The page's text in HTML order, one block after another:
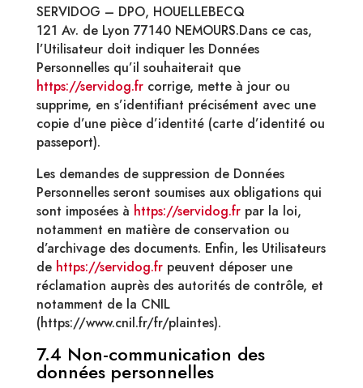
SERVIDOG – DPO, HOUELLEBECQ
121 Av. de Lyon 77140 NEMOURS.Dans ce cas,
l’Utilisateur doit indiquer les Données
Personnelles qu’il souhaiterait que
https://servidog.frcorrige, mette à jour ou
supprime, en s’identifiant précisément avec une
copie d’une pièce d’identité (carte d’identité ou
passeport).
Les demandes de suppression de Données
Personnelles seront soumises aux obligations qui
sont imposées à https://servidog.frpar la loi,
notamment en matière de conservation ou
d’archivage des documents. Enfin, les Utilisateurs
de https://servidog.frpeuvent déposer une
réclamation auprès des autorités de contrôle, et
notamment de la CNIL
(https://www.cnil.fr/fr/plaintes).
7.4 Non-communication des
données personnelles